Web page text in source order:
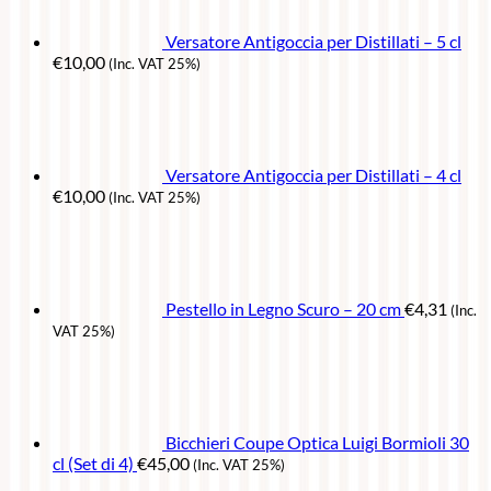
Versatore Antigoccia per Distillati – 5 cl
€10,00(Inc. VAT 25%)
Versatore Antigoccia per Distillati – 4 cl
€10,00(Inc. VAT 25%)
Pestello in Legno Scuro – 20 cm€4,31 (Inc.
VAT 25%)
Bicchieri Coupe Optica Luigi Bormioli 30
cl (Set di 4) €45,00(Inc. VAT 25%)